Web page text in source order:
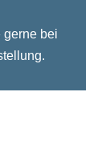
gerne bei